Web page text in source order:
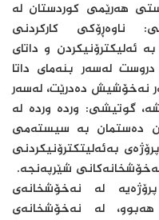
هەرێمی کوردستان لە
ناوەڕۆکی کارکردنی
ئەلیکترۆنیکردن و داتای
لەسەر بنەمای داتا
نەخۆشیش دەدرێت، لەسەر
گوتیشی: وردە وردە لە
دەستمان بە سیستەمی
بەئەلیتکترۆنیکردنی
شێرپەنجە.
لە نەخۆشخانەی
لە نەخۆشخانەی